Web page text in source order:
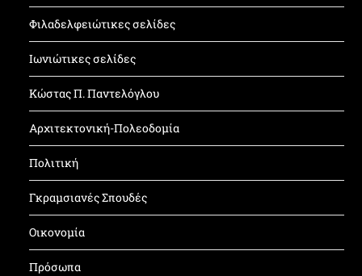
Φιλαδελφειώτικες σελίδες
Ιωνιώτικες σελίδες
Κώστας Π. Παντελόγλου
Αρχιτεκτονική-Πολεοδομία
Πολιτική
Γκραμσιανές Σπουδές
Οικονομία
Πρόσωπα